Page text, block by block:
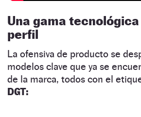
Una gama
perfil
La ofensiva de producto se
modelos clave que ya se
de la marca, todos con el
DGT: